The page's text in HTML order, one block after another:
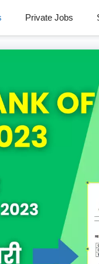
Private Jobs